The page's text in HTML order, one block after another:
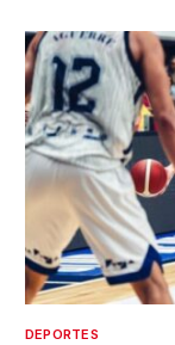
DEPORTES